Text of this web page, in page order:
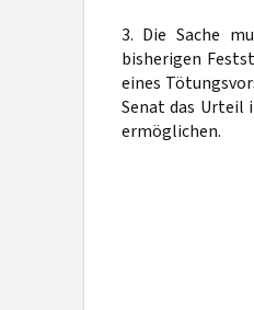
3. Die Sache
bisherigen
eines
Senat das Urteil
ermöglichen.